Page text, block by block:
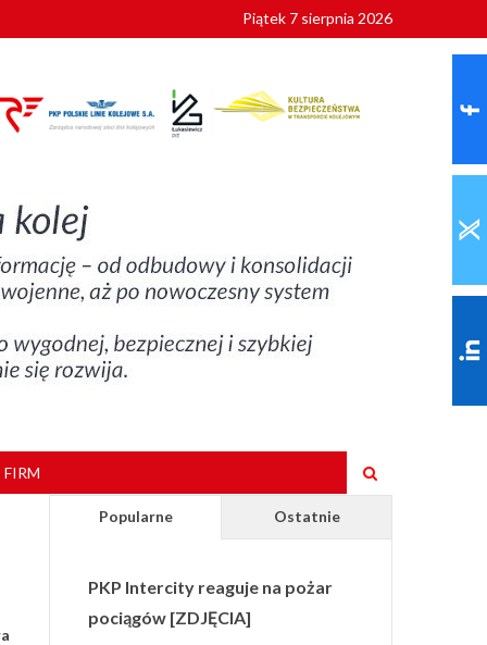
roku
Piątek 7 sierpnia 2026
Popularne Ostatnie
PKP Intercity reaguje na pożar
pociągów [ZDJĘCIA]